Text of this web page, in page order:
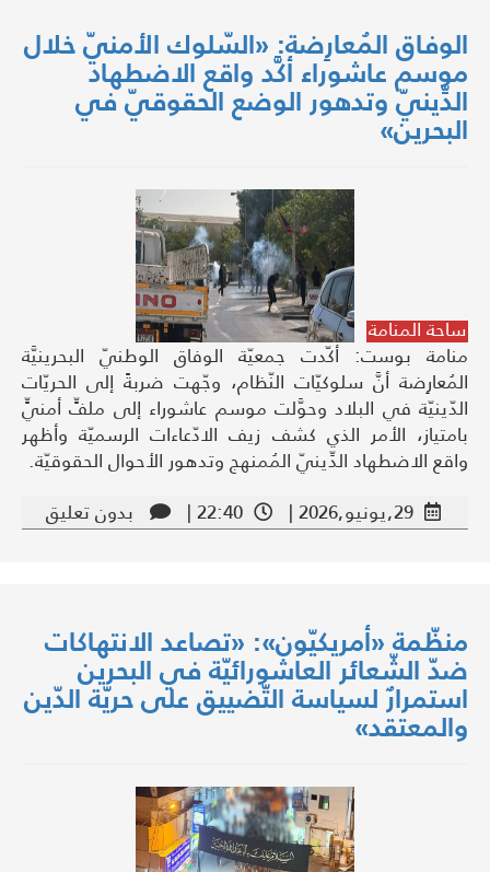
الوفاق المُعارِضة: «السّلوك الأمنيّ خلال
موسم عاشوراء أكَّد واقع الاضطهاد
الدِّينيّ وتدهور الوضع الحقوقيّ في
البحرين»
ساحة المنامة
منامة بوست: أكّدت جمعيّة الوفاق الوطنيّ البحرينيَّة
المُعارِضة أنَّ سلوكيّات النّظام، وجّهت ضربةً إلى الحريّات
الدّينيّة في البلاد وحوَّلت موسم عاشوراء إلى ملفٍّ أمنيٍّ
بامتياز، الأمر الذي كشف زيف الادّعاءات الرسميّة وأظهر
واقع الاضطهاد الدِّينيّ المُمنهج وتدهور الأحوال الحقوقيّة.
29,يونيو,2026 |
22:40 | بدون تعليق
منظّمة «أمريكيّون»: «تصاعد الانتهاكات
ضدّ الشّعائر العاشورائيّة في البحرين
استمرارٌ لسياسة التّضييق على حريّة الدّين
والمعتقد»